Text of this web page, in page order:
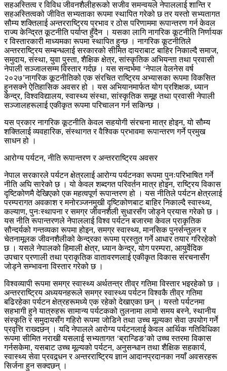
सहअस्तित्व र विविध जीवनशैलीहरूको सजीव समन्वयले नेपाललाई शान्ति र
सहअस्तित्वको जीवित सभ्यताका रूपमा स्थापित गरेको छ तर यस्तो सभ्यतागत
सौम्य शक्तिलाई अन्तरराष्ट्रिय प्रभाव र ठोस परिणाममा रूपान्तरण गर्न केवल
राज्य केन्द्रित कूटनीति पर्याप्त हुँदैन । यसका लागि नागरिक कूटनीति निर्णायक
र विस्तारकारी माध्यमका रूपमा स्थापित हुन्छ । नागरिक कूटनीतिले
अन्तरराष्ट्रिय सम्बन्धलाई सरकारको सीमित दायराबाट बाहिर निकाल्दै समाज,
समुदाय, संस्था, युवा पुस्ता, शैक्षिक क्षेत्र, सांस्कृतिक अभियन्ता तथा प्रवासी
नेपाली सञ्जालसम्म विस्तार गर्दछ । यस सन्दर्भमा ‘नेपाल वेलनेस वर्ष
२०२७’नागरिक कूटनीतिको एक संरचित राष्ट्रिय अभ्यासका रूपमा विकसित
हुनसक्ने ऐतिहासिक अवसर हो । यस अभियानमार्फत योग प्रशिक्षक, ध्यान
केन्द्र, विश्वविद्यालय, स्वास्थ्य संस्था, सांस्कृतिक समूह तथा प्रवासी नेपाली
सञ्जालहरूलाई एकीकृत रूपमा परिचालन गर्न सकिन्छ ।
यस प्रकार नागरिक कूटनीति केवल सहयोगी संरचना मात्र होइन, यो सौम्य
शक्तिलाई व्यवहारिक, संस्थागत र वैश्विक प्रभावमा रूपान्तरण गर्ने प्रमुख
साधन हो ।
आरोग्य पर्यटन, नीति रूपान्तरण र अन्तरराष्ट्रिय अवसर
नेपाल सरकारले पर्यटन क्षेत्रलाई आरोग्य पर्यटनका रूपमा पुनःपरिभाषित गर्ने
नीति अघि सारेको छ । यो केवल शब्दगत परिवर्तन मात्र होइन, राष्ट्रिय विकास
दृष्टिकोणमै देखिएको एक महत्वपूर्ण रूपान्तरण हो । यस नीतिले पर्यटन क्षेत्रलाई
परम्परागत अवकाश र मनोरञ्जनमुखी दृष्टिकोणबाट बाहिर निकाल्दै स्वास्थ्य,
कल्याण, पुनःस्थापना र समग्र जीवनशैली सुधारसँग जोड्ने प्रयास गरेको छ ।
यस नीति रूपान्तरणले नेपाललाई विश्व पर्यटन बजारमा केवल प्राकृतिक
सौन्दर्यको गन्तव्यका रूपमा होइन, समग्र स्वास्थ्य, मानसिक पुनर्सन्तुलन र
चेतनामूलक जीवनशैलीको केन्द्रका रूपमा प्रस्तुत गर्ने आधार तयार गरिरहेको
छ । यसले नेपालको हिमाली क्षेत्र, ध्यान केन्द्र, योग परम्परा, आयुर्वेदिक
उपचार प्रणाली तथा प्राकृतिक वातावरणलाई एकीकृत विकास संरचनासँग
जोड्ने सम्भावना विस्तार गरेको छ ।
विश्वव्यापी रूपमा समग्र स्वास्थ्य अर्थतन्त्र तीव्र गतिमा विस्तार भइरहेको छ ।
अन्तरराष्ट्रिय अध्ययनहरूले समग्र स्वास्थ्य पर्यटन विश्वकै तीव्र गतिमा
बढिरहेका पर्यटन क्षेत्रहरूमध्ये एक रहेको देखाएका छन् । यस्तो पर्यटनमा
सहभागी हुने यात्रुहरू सामान्य पर्यटकको तुलनामा लामो समय बस्ने, स्थानीय
संस्कृति र समुदायसँग गहिरो रूपमा जोडिने तथा उच्च मूल्यका सेवा उपयोग गर्ने
प्रवृत्ति राख्दछन् । यदि नेपालले आरोग्य पर्यटनलाई केवल आर्थिक गतिविधिका
रूपमा सीमित नराखी यसलाई सभ्यतागत ‘ब्रान्डिङ’को उच्च स्तरमा विकास
गर्नसकेमा, यसबाट उच्च मूल्यको पर्यटन, अनुसन्धान तथा शैक्षिक सहकार्य,
स्वास्थ्य सेवा प्रवद्र्धन र अन्तरराष्ट्रिय ज्ञान आदानप्रदानका नयाँ अवसरहरू
सिर्जना हुन सक्दछन् ।